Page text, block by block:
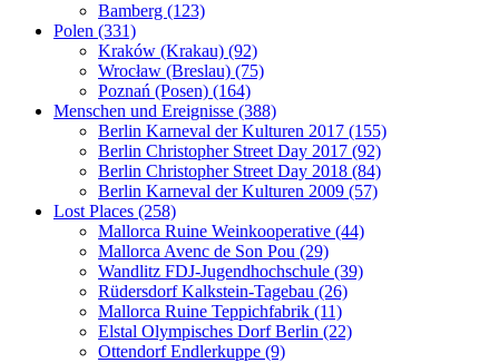
Bamberg (123)
Polen (331)
Kraków (Krakau) (92)
Wrocław (Breslau) (75)
Poznań (Posen) (164)
Menschen und Ereignisse (388)
Berlin Karneval der Kulturen 2017 (155)
Berlin Christopher Street Day 2017 (92)
Berlin Christopher Street Day 2018 (84)
Berlin Karneval der Kulturen 2009 (57)
Lost Places (258)
Mallorca Ruine Weinkooperative (44)
Mallorca Avenc de Son Pou (29)
Wandlitz FDJ-Jugendhochschule (39)
Rüdersdorf Kalkstein-Tagebau (26)
Mallorca Ruine Teppichfabrik (11)
Elstal Olympisches Dorf Berlin (22)
Ottendorf Endlerkuppe (9)